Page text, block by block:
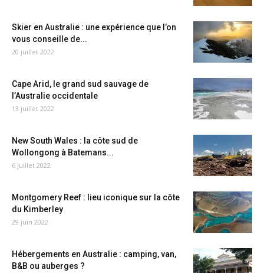
Skier en Australie : une expérience que l’on
vous conseille de...
20 juillet 2022
Cape Arid, le grand sud sauvage de
l’Australie occidentale
13 juillet 2022
New South Wales : la côte sud de
Wollongong à Batemans...
6 juillet 2022
Montgomery Reef : lieu iconique sur la côte
du Kimberley
29 juin 2022
Hébergements en Australie : camping, van,
B&B ou auberges ?